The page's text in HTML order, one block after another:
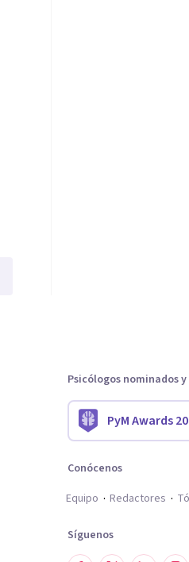
Psicólogos nominados
PyM Awards
Conócenos
Equipo
Redactores
Síguenos